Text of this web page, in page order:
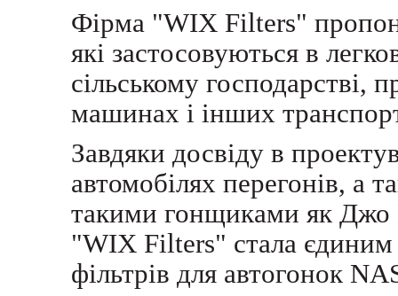
Фірма "WIX Filters"
які застосовуються в
сільському господарстві,
машинах і інших
Завдяки досвіду в
автомобілях перегонів, а
такими гонщиками як Джо
"WIX Filters" стала єдиним
фільтрів для автогонок